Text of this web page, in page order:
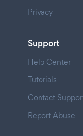
Privacy
Support
Help Center
Tutorials
Contact
Report Abuse